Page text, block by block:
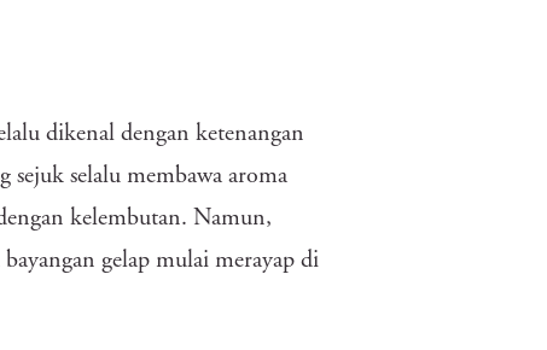
dikenal dengan ketenangan
sejuk selalu membawa aroma
kelembutan. Namun,
gelap mulai merayap di